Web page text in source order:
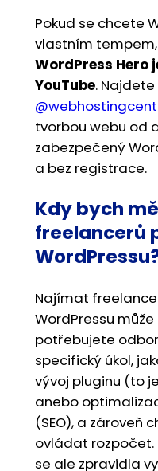
Pokud se chcete
vlastním tempem,
WordPress Hero
YouTube.
tvorbou webu od
zabezpečený
a bez registrace.
Kdy bych
freelancerů
Najímat
WordPressu
potřebujete
specifický úkol,
vývoj pluginu (to
anebo
(SEO), a zároveň
ovládat rozpočet.
se ale zpravidla